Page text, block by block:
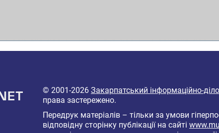
© 2001-2026 Закарпатський інформаційно-
права застережено.
Передрук матеріалів – тільки за умови
відповідну сторінку публікації на сайті